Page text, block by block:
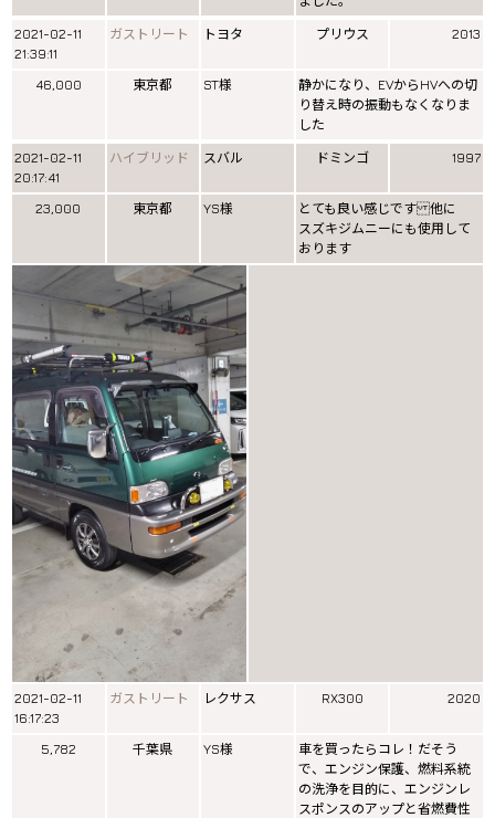
2021-02-11
21:39:11
ガストリート トヨタ プリウス 2013
46,000 東京都 ST様
静かになり、EVからHVへの切
り替え時の振動もなくなりま
した
2021-02-11
20:17:41
ハイブリッド スバル ドミンゴ 1997
23,000 東京都 YS様
とても良い感じです 他に
スズキジムニーにも使用して
おります
2021-02-11
16:17:23
ガストリート レクサス RX300 2020
5,782 千葉県 YS様
車を買ったらコレ！だそう
で、エンジン保護、燃料系統
の洗浄を目的に、エンジンレ
スポンスのアップと省燃費性